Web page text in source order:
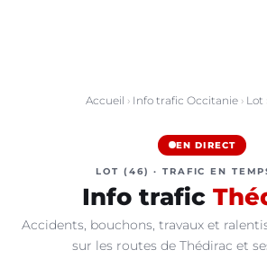
Accueil › Info trafic Occitanie › Lot
EN DIRECT
LOT (46) · TRAFIC EN
Info trafic
Accidents, bouchons, travaux et
sur les routes de Thédirac et